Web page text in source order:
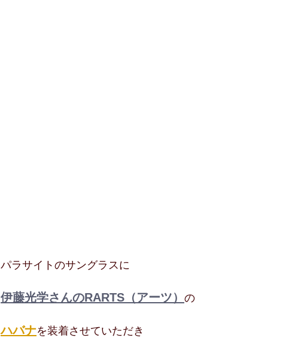
パラサイトのサングラスに
伊藤光学さんのRARTS（アーツ） の
ハバナを装着させていただき